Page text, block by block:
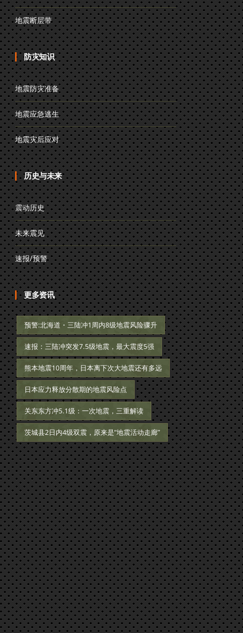
地震断层带
防灾知识
地震防灾准备
地震应急逃生
地震灾后应对
历史与未来
震动历史
未来震见
速报/预警
更多资讯
预警:北海道・三陆冲1周内8级地震风险骤升
速报：三陆冲突发7.5级地震，最大震度5强
熊本地震10周年，日本离下次大地震还有多远
日本应力释放分散期的地震风险点
关东东方冲5.1级：一次地震，三重解读
茨城县2日内4级双震，原来是“地震活动走廊”